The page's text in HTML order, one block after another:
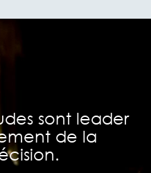
sont leader
de la